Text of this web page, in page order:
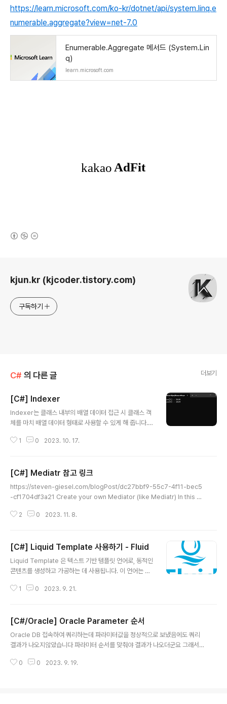
https://learn.microsoft.com/ko-kr/dotnet/api/system.linq.e
numerable.aggregate?view=net-7.0
Enumerable.Aggregate 메서드 (System.Lin
q)
learn.microsoft.com
kjun.kr (kjcoder.tistory.com)
구독하기
C# 의 다른 글 더보기
[C#] Indexer
Indexer는 클래스 내부의 배열 데이터 접근 시 클래스 객
체를 마치 배열 데이터 형태로 사용할 수 있게 해 줍니다.
을 가능하게 합니다. this []를 써서 Property로 정의하여
Class { // 정수 10개의 배열 공간 private int[] data =
new int[10]; // 인덱서 정의. int 파라미터 사용 public in
t this[int index] { get { if (index = 10) { // 범위를 벗
1 0 2023. 10. 17.
[C#] Mediatr 참고 링크
https://steven-giesel.com/blogPost/dc27bbf9-55c7-4f11-bec5
-cf1704df3a21 Create your own Mediator (like Mediatr) In this bl
nd how to implement it in your application from scratch. And yes,
을 이용한 Event Mechanism ..
2 0 2023. 11. 8.
[C#] Liquid Template 사용하기 - Fluid
Liquid Template 은 텍스트 기반 템플릿 언어로, 동적인
콘텐츠를 생성하고 가공하는 데 사용됩니다. 이 언어는 주
활용되며, Shopify와 같은 전자 상거래 플랫폼에서 주로
하기 위해서는 여러 가지 패키지들이 나와있는데 여기서는
Fluid 로 사용하는 방법을 설명합니다. Fluid는 Liquid 템
플릿 언어를 기반으로 하는 오픈 소스 .NET 템플릿 엔진입
b - sebastienros/fluid: Fluid is an open-source .
1 0 2023. 9. 21.
[C#/Oracle] Oracle Parameter 순서
Oracle DB 접속하여 쿼리하는데 파라미터값을 정상적으로 보냈음에도 쿼리
결과가 나오지않았습니다 파라미터 순서를 맞춰야 결과가 나오더군요 그래서
고하네요; 처리방법은 OracleCommand.BindByName = true; 위처럼 Or
0 0 2023. 9. 19.